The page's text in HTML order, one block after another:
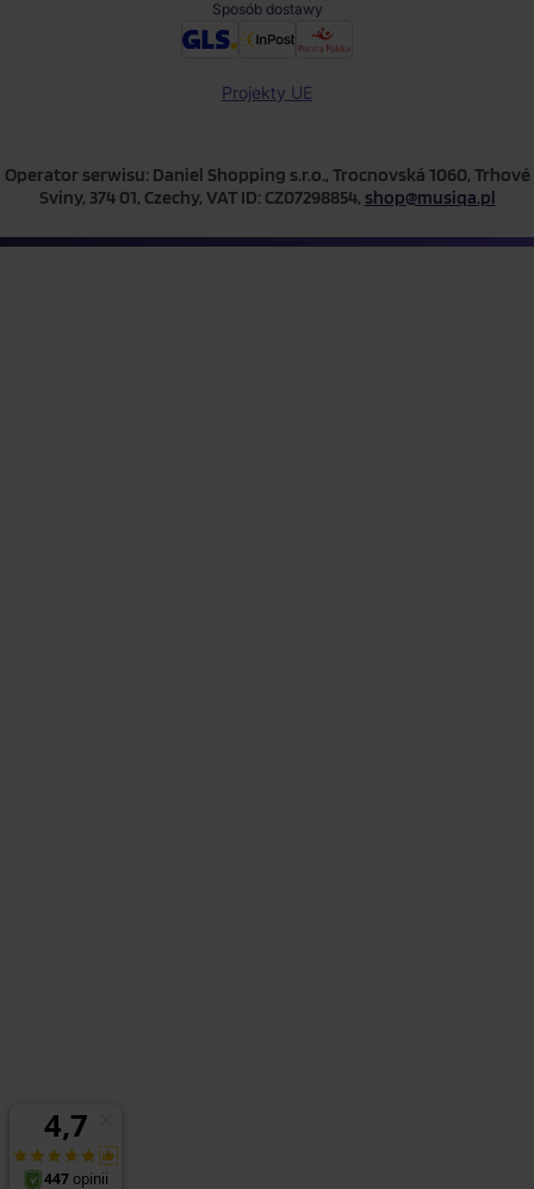
Sposób dostawy
Projekty UE
Operator serwisu: Daniel Shopping s.r.o., Trocnovská 1060, Trhové
Sviny, 374 01, Czechy, VAT ID: CZ07298854, shop@musiqa.pl